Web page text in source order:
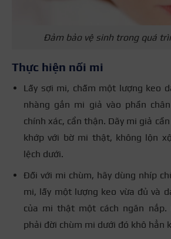
Đảm bảo vệ sinh trong quá
Thực hiện nối mi
Lấy sợi mi, chấm một lượng keo
nhàng gắn mi giả vào phần
chính xác, cẩn thận. Dãy mi giả
khớp với bờ mi thật, không lộn
lệch dưới.
Đối với mi chùm, hãy dùng nhíp
mi, lấy một lượng keo vừa đủ và
của mi thật một cách ngăn
phải đời chùm mi dưới đó khô hẳn